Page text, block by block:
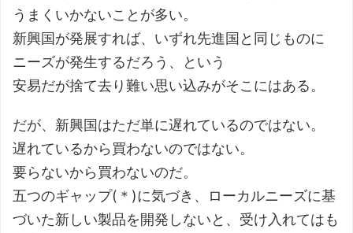
うまくいかないことが多い。
新興国が発展すれば、いずれ先進国と同じものに
ニーズが発生するだろう、という
安易だが捨て去り難い思い込みがそこにはある。
だが、新興国はただ単に遅れているのではない。
遅れているから買わないのではない。
要らないから買わないのだ。
五つのギャップ(＊)に気づき、ローカルニーズに基
づいた新しい製品を開発しないと、受け入れてはも